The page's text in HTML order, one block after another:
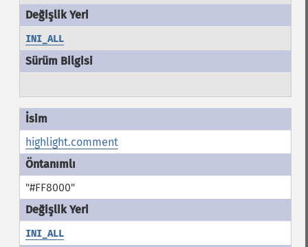
INI_ALL
highlight.comment
"#FF8000"
INI_ALL